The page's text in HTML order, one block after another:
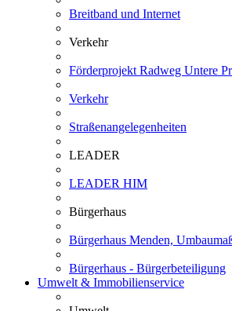
Breitband und Internet
Verkehr
Förderprojekt Radweg Untere
Verkehr
Straßenangelegenheiten
LEADER
LEADER HIM
Bürgerhaus
Bürgerhaus Menden,
Bürgerhaus - Bürgerbeteiligung
Umwelt & Immobilienservice